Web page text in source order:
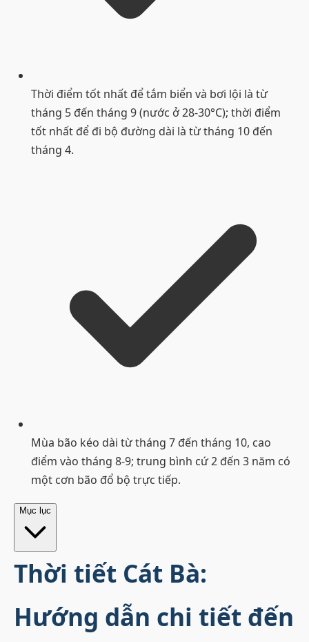
Thời điểm tốt nhất để tắm biển và bơi lội là từ
tháng 5 đến tháng 9 (nước ở 28-30°C); thời điểm
tốt nhất để đi bộ đường dài là từ tháng 10 đến
tháng 4.
Mùa bão kéo dài từ tháng 7 đến tháng 10, cao
điểm vào tháng 8-9; trung bình cứ 2 đến 3 năm có
một cơn bão đổ bộ trực tiếp.
Mục lục
Thời tiết Cát Bà:
Hướng dẫn chi tiết đến